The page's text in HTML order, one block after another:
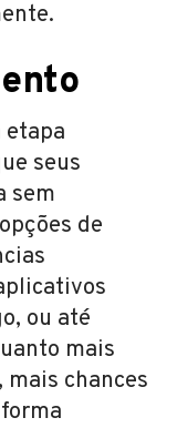
etapa
seus
sem
de
ou até
mais
chances